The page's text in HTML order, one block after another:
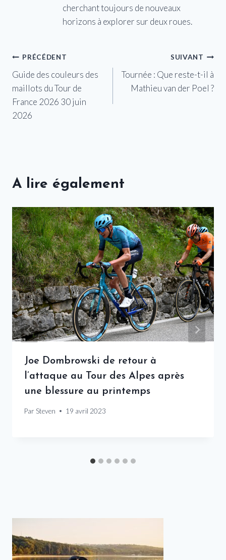
cherchant toujours de nouveaux
horizons à explorer sur deux roues.
Navigation
de
l’article
PRÉCÉDENT
Guide des couleurs des
maillots du Tour de
France 2026 30 juin
2026
SUIVANT
Tournée : Que reste-t-il à
Mathieu van der Poel ?
A lire également
Joe Dombrowski de retour à
l’attaque au Tour des Alpes après
une blessure au printemps
Par Steven 19 avril 2023